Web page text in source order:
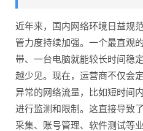
近年来，国内网络环境日益规
管力度持续加强。一个最直观
带、一台电脑就能较长时间稳
越少见。现在，运营商不仅会
异常的网络流量，比如短时间
进行监测和限制。这直接导致
采集、账号管理、软件测试等